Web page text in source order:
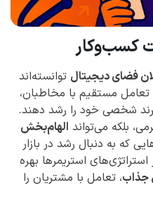
کسب‌وکار
فضای دیجیتال توانسته‌اند
تعامل مستقیم با مخاطبان،
شخصی خود را رشد دهند.
بلکه می‌تواند الهام‌بخش
که به دنبال رشد در بازار
از استراتژی‌های استریمرها بهره
جذاب، تعامل با مشتریان را